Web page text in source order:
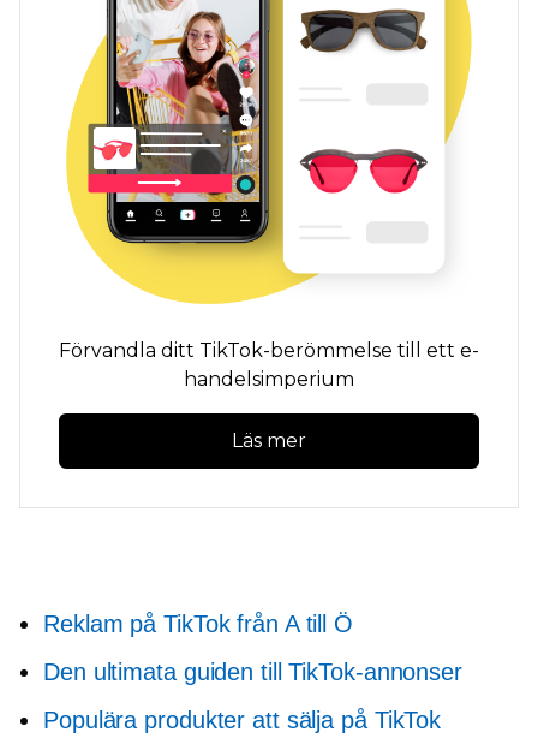
Förvandla ditt TikTok-berömmelse till ett e-
handelsimperium
Läs mer
Reklam på TikTok från A till Ö
Den ultimata guiden till TikTok-annonser
Populära produkter att sälja på TikTok